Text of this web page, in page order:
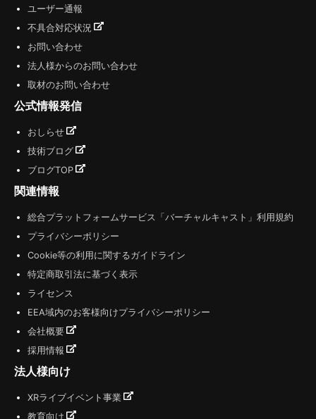
ユーザー通報
不具合対応状況
お問い合わせ
法人様からのお問い合わせ
取材のお問い合わせ
公式情報発信
おしらせ
技術ブログ
ブログTOP
関連情報
総合プラットフォームサービス「バーチャルキャスト」利用規約
プライバシーポリシー
Cookie等の利用に関するガイドライン
特定商取引法に基づく表示
ライセンス
EEA域内のお客様向けプライバシーポリシー
会社概要
採用情報
法人様向け
XRライブイベント事業
教育向け